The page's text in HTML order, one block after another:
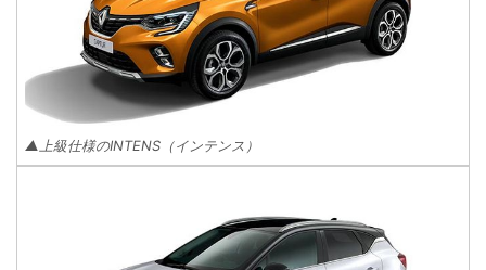
▲上級仕様のINTENS（インテンス）